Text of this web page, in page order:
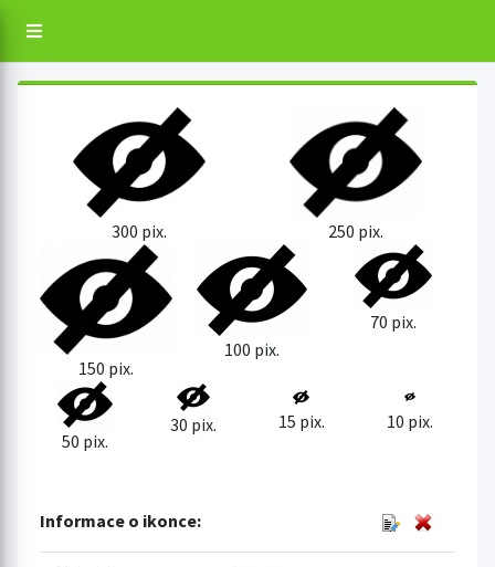
300 pix. 250 pix.
150 pix.
100 pix.
70 pix.
50 pix.
30 pix. 15 pix. 10 pix.
Informace o ikonce: